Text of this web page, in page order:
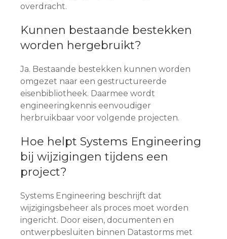
overdracht.
Kunnen bestaande bestekken
worden hergebruikt?
Ja. Bestaande bestekken kunnen worden
omgezet naar een gestructureerde
eisenbibliotheek. Daarmee wordt
engineeringkennis eenvoudiger
herbruikbaar voor volgende projecten.
Hoe helpt Systems Engineering
bij wijzigingen tijdens een
project?
Systems Engineering beschrijft dat
wijzigingsbeheer als proces moet worden
ingericht. Door eisen, documenten en
ontwerpbesluiten binnen Datastorms met